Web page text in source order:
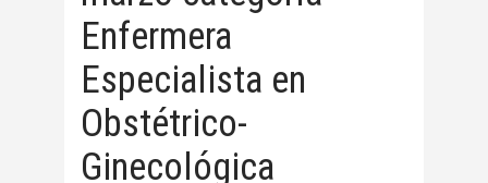
Enfermera
Especialista en
Obstétrico-
Ginecológica